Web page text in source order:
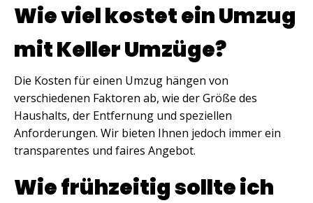
Wie viel kostet ein Umzug
mit Keller Umzüge?
Die Kosten für einen Umzug hängen von
verschiedenen Faktoren ab, wie der Größe des
Haushalts, der Entfernung und speziellen
Anforderungen. Wir bieten Ihnen jedoch immer ein
transparentes und faires Angebot.
Wie frühzeitig sollte ich